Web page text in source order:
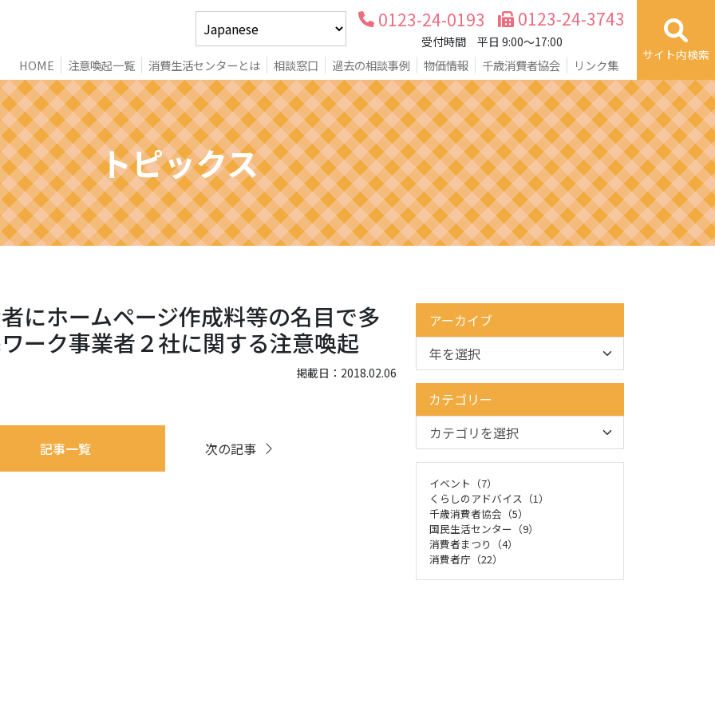
HOME 注意喚起一覧 消費生活センターとは 相談窓口 過去の相談事例 物価情報 千歳消費者協会 リンク集
0123-24-0193 0123-24-3743
受付時間 平日 9:00～17:00
サイト内検索
トピックス
にホームページ作成料等の名目で多
ーク事業者２社に関する注意喚起
掲載日：2018.02.06
記事一覧 次の記事
アーカイブ
カテゴリー
イベント（7）
くらしのアドバイス（1）
千歳消費者協会（5）
国民生活センター（9）
消費者まつり（4）
消費者庁（22）